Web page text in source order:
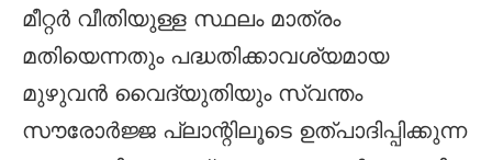
മീറ്റർ വീതിയുള്ള സ്ഥലം മാത്രം
മതിയെന്നതും പദ്ധതിക്കാവശ്യമായ
മുഴുവൻ വൈദ്യുതിയും സ്വന്തം
സൗരോർജ്ജ പ്ലാന്റിലൂടെ ഉത്പാദിപ്പിക്കുന്ന